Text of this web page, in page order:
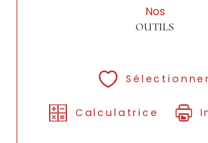
Nos
OUTILS
Sélectionner
Calculatrice